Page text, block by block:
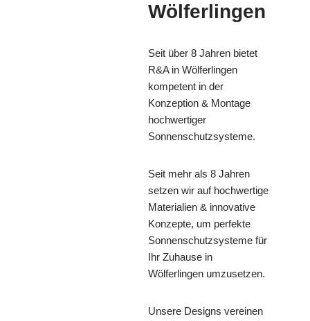
Wölferlingen
Seit über 8 Jahren bietet
R&A in Wölferlingen
kompetent in der
Konzeption & Montage
hochwertiger
Sonnenschutzsysteme.
Seit mehr als 8 Jahren
setzen wir auf hochwertige
Materialien & innovative
Konzepte, um perfekte
Sonnenschutzsysteme für
Ihr Zuhause in
Wölferlingen umzusetzen.
Unsere Designs vereinen